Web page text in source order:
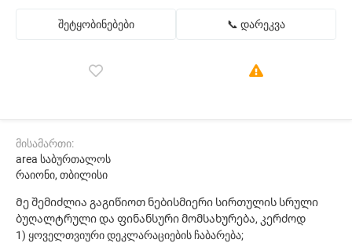
შეტყობინებები 📞 დარეკვა
მისამართი:
area საბურთალოს
რაიონი, თბილისი
Მე შემიძლია გაგიწიოთ ნებისმიერი სირთულის სრული
ბუღალტრული და ფინანსური მომსახურება, კერძოდ
1) ყოველთვიური დეკლარაციების ჩაბარება;